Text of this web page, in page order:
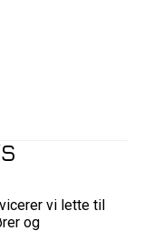
vi lette til
og